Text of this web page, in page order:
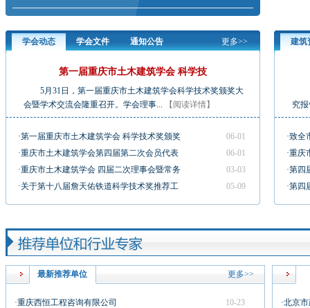
更多>>
学会动态 学会文件 通知公告
第一届重庆市土木建筑学会 科学技
5月31日，第一届重庆市土木建筑学会科学技术奖颁奖大
会暨学术交流会隆重召开。学会理事...
【阅读详情】
06-01
·第一届重庆市土木建筑学会 科学技术奖颁奖
06-01
·重庆市土木建筑学会第四届第二次会员代表
03-03
·重庆市土木建筑学会 四届二次理事会暨常务
05-09
·关于第十八届詹天佑铁道科学技术奖推荐工
建筑
究
·致全
·重庆
·第四
·第四
更多>>
最新推荐单位
10-23
·重庆西恒工程咨询有限公司
·北京